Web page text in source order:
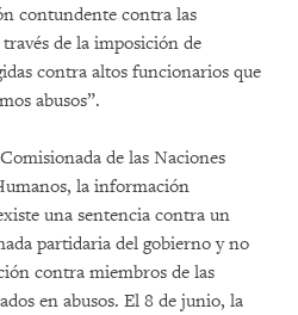
contundente contra las
de la imposición de
contra altos funcionarios que
abusos”.
de las Naciones
la información
una sentencia contra un
partidaria del gobierno y no
contra miembros de las
en abusos. El 8 de junio, la